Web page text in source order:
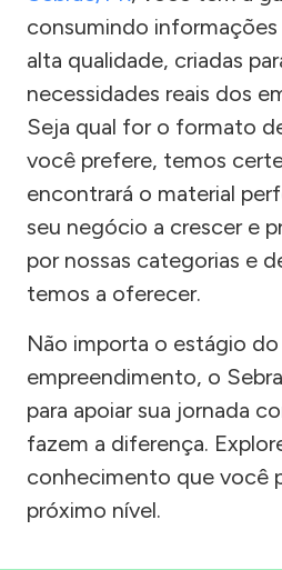
consumindo
alta qualidade, criadas
necessidades reais dos
Seja qual for o formato
você prefere, temos
encontrará o material
seu negócio a crescer e
por nossas categorias e
temos a oferecer.
Não importa o estágio do
empreendimento, o
para apoiar sua jornada
fazem a diferença.
conhecimento que você
próximo nível.